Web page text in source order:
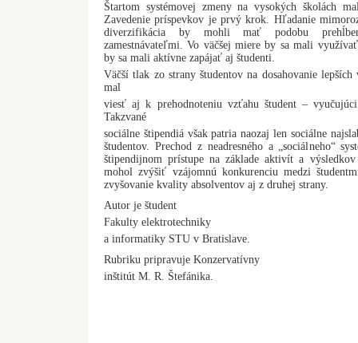
Štartom systémovej zmeny na vysokých školách
Zavedenie príspevkov je prvý krok. Hľadanie
diverzifikácia by mohli mať podobu
zamestnávateľmi. Vo väčšej miere by sa mali
by sa mali aktívne zapájať aj študenti.
Väčší tlak zo strany študentov na dosahovanie
mal
viesť aj k prehodnoteniu vzťahu študent –
Takzvané
sociálne štipendiá však patria naozaj len sociálne
študentov. Prechod z neadresného a „sociálneho“
štipendijnom prístupe na základe aktivít a
mohol zvýšiť vzájomnú konkurenciu medzi
zvyšovanie kvality absolventov aj z druhej strany.
Autor je študent
Fakulty elektrotechniky
a informatiky STU v Bratislave.
Rubriku pripravuje Konzervatívny
inštitút M. R. Štefánika.